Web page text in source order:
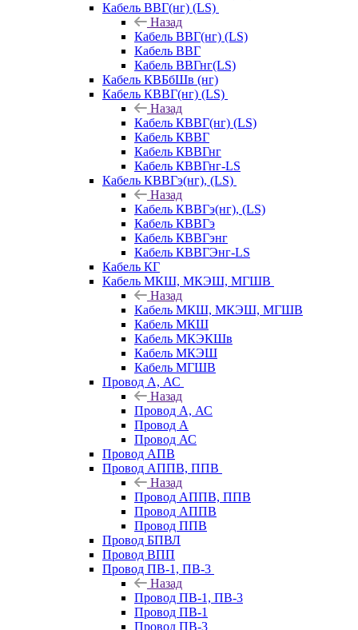
Кабель ВВГ(нг) (LS)
Назад
Кабель ВВГ(нг) (LS)
Кабель ВВГ
Кабель ВВГнг(LS)
Кабель КВБбШв (нг)
Кабель КВВГ(нг) (LS)
Назад
Кабель КВВГ(нг) (LS)
Кабель КВВГ
Кабель КВВГнг
Кабель КВВГнг-LS
Кабель КВВГэ(нг), (LS)
Назад
Кабель КВВГэ(нг), (LS)
Кабель КВВГэ
Кабель КВВГэнг
Кабель КВВГЭнг-LS
Кабель КГ
Кабель МКШ, МКЭШ, МГШВ
Назад
Кабель МКШ, МКЭШ, МГШВ
Кабель МКШ
Кабель МКЭКШв
Кабель МКЭШ
Кабель МГШВ
Провод А, АС
Назад
Провод А, АС
Провод А
Провод АС
Провод АПВ
Провод АППВ, ППВ
Назад
Провод АППВ, ППВ
Провод АППВ
Провод ППВ
Провод БПВЛ
Провод ВПП
Провод ПВ-1, ПВ-3
Назад
Провод ПВ-1, ПВ-3
Провод ПВ-1
Провод ПВ-3